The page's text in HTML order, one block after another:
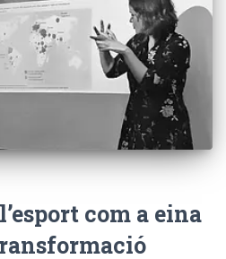
com a eina